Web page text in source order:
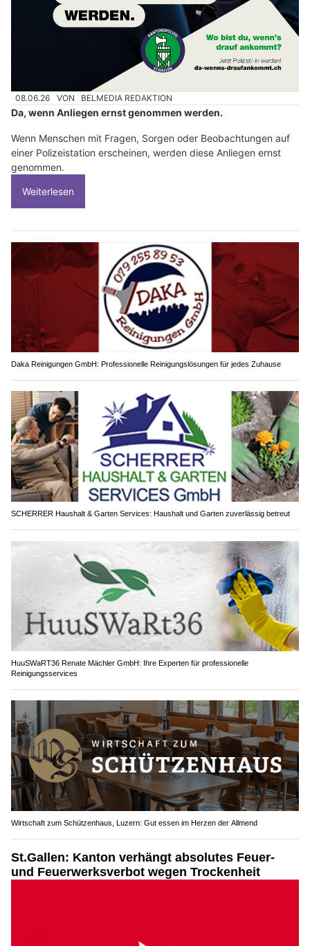
08.06.26 VON BELMEDIA REDAKTION
Da, wenn Anliegen ernst genommen werden.
Wenn Menschen mit Fragen, Sorgen oder Beobachtungen auf
einer Polizeistation erscheinen, werden diese Anliegen ernst
genommen.
Weiterlesen
Daka Reinigungen GmbH: Professionelle Reinigungslösungen für jedes Zuhause
SCHERRER Haushalt & Garten Services: Haushalt und Garten zuverlässig betreut
HuuSWaRT36 Renate Mächler GmbH: Ihre Experten für professionelle
Reinigungsservices
Wirtschaft zum Schützenhaus, Luzern: Gut essen im Herzen der Allmend
St.Gallen: Kanton verhängt absolutes Feuer-
und Feuerwerksverbot wegen Trockenheit